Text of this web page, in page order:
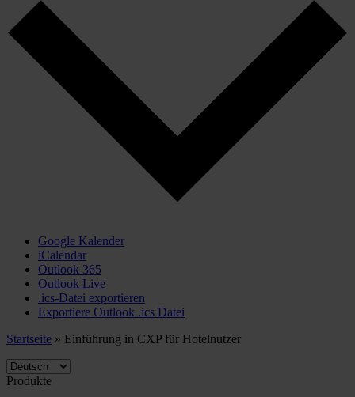
Google Kalender
iCalendar
Outlook 365
Outlook Live
.ics-Datei exportieren
Exportiere Outlook .ics Datei
Startseite » Einführung in CXP für Hotelnutzer
Produkte